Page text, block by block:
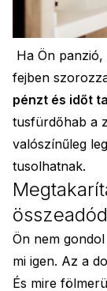
Ha Ön
fejben
pénzt és időt
tusfürdőhab a
valószínűleg
tusolhatnak.
Ön nem
mi igen. Az a
És mire